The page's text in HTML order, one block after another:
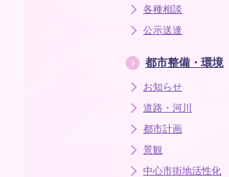
各種相談
公示送達
都市整備・環境
お知らせ
道路・河川
都市計画
景観
中心市街地活性化